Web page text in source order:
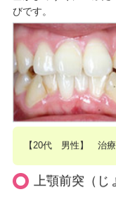
びです。
【20代 男性】 治療
上顎前突（じ